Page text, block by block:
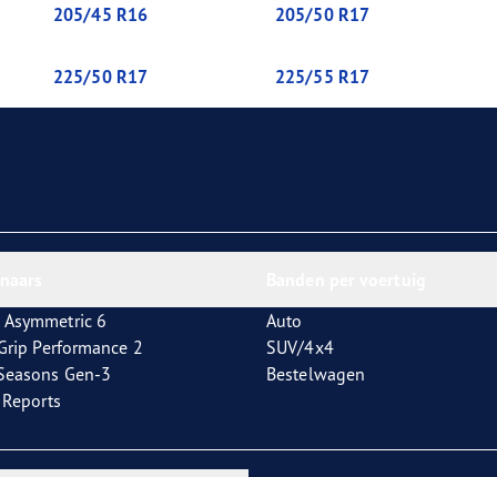
205/45 R16 205/50 R17
225/50 R17 225/55 R17
Asymmetric 6
Performance 2
Gen-3
Auto
SUV/4x4
Bestelwagen